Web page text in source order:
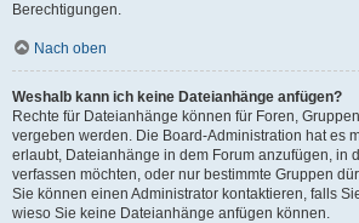
Berechtigungen.
Nach oben
Weshalb kann ich keine Dateianhänge anfügen?
Rechte für Dateianhänge können für Foren,
vergeben werden. Die Board-Administration hat es
erlaubt, Dateianhänge in dem Forum anzufügen, in
verfassen möchten, oder nur bestimmte Gruppen
Sie können einen Administrator kontaktieren, falls
wieso Sie keine Dateianhänge anfügen können.